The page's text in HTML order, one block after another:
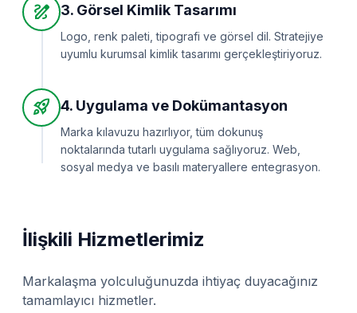
draw 3. Görsel Kimlik Tasarımı
Logo, renk paleti, tipografi ve görsel dil. Stratejiye
uyumlu kurumsal kimlik tasarımı gerçekleştiriyoruz.
rocket_launch 4. Uygulama ve Dokümantasyon
Marka kılavuzu hazırlıyor, tüm dokunuş
noktalarında tutarlı uygulama sağlıyoruz. Web,
sosyal medya ve basılı materyallere entegrasyon.
İlişkili Hizmetlerimiz
Markalaşma yolculuğunuzda ihtiyaç duyacağınız
tamamlayıcı hizmetler.